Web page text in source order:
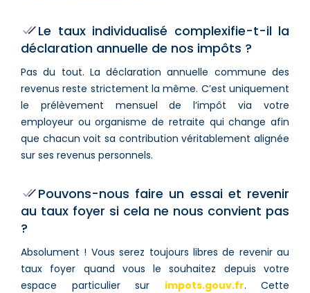
Le taux individualisé complexifie-t-il la
déclaration annuelle de nos impôts ?
Pas du tout. La déclaration annuelle commune des
revenus reste strictement la même. C’est uniquement
le prélèvement mensuel de l’impôt via votre
employeur ou organisme de retraite qui change afin
que chacun voit sa contribution véritablement alignée
sur ses revenus personnels.
Pouvons-nous faire un essai et revenir
au taux foyer si cela ne nous convient pas
?
Absolument ! Vous serez toujours libres de revenir au
taux foyer quand vous le souhaitez depuis votre
espace particulier sur impots.gouv.fr. Cette